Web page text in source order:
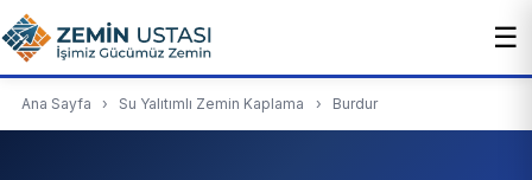
☰
Ana Sayfa › Su Yalıtımlı Zemin Kaplama › Burdur